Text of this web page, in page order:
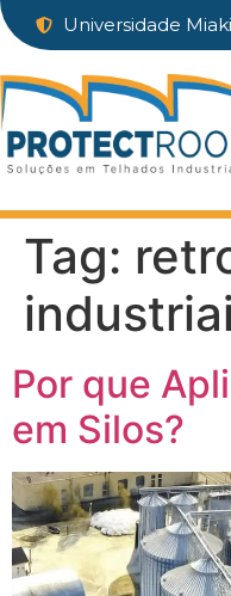
Universidade Miaki
Tag:
Por que
em Silos?